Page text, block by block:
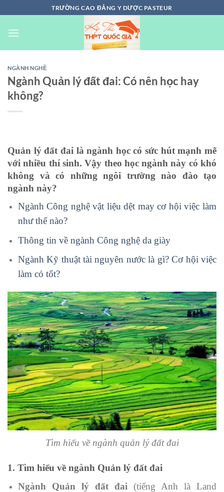
đến
nội
TRƯỜNG CAO ĐẲNG Y DƯỢC PASTEUR
NGÀNH NGHỀ
Ngành Quản lý đất đai: Có nên học hay
không?
Quản lý đất đai là ngành học có sức hút mạnh mẽ
với nhiều thí sinh. Vậy theo học ngành này có khó
không và có những ngôi trường nào đào tạo
ngành này?
Ngành Công nghệ vật liệu dệt may cơ hội việc làm
như thế nào?
Thông tin về ngành Công nghệ da giày
Ngành Kỹ thuật tài nguyên nước là gì? Cơ hội việc
làm có tốt?
Tìm hiểu về ngành quản lý đất đai
1. Tìm hiểu về ngành Quản lý đất đai
Ngành Quản lý đất đai (tiếng Anh là Land